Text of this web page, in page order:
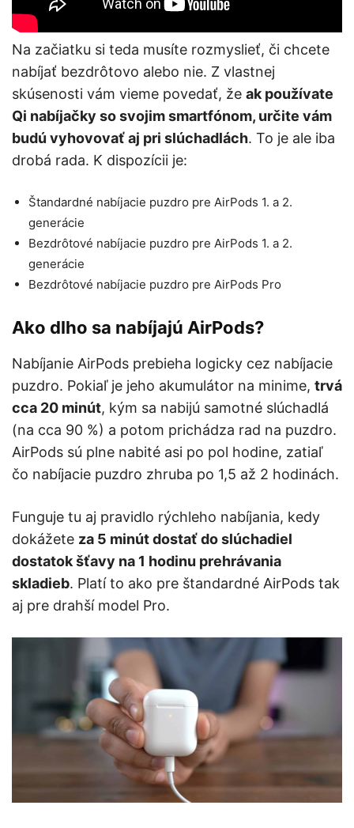
Na začiatku si teda musíte rozmyslieť, či chcete
nabíjať bezdrôtovo alebo nie. Z vlastnej
skúsenosti vám vieme povedať, že ak používate
Qi nabíjačky so svojim smartfónom, určite vám
budú vyhovovať aj pri slúchadlách. To je ale iba
drobá rada. K dispozícii je:
Štandardné nabíjacie puzdro pre AirPods 1. a 2.
generácie
Bezdrôtové nabíjacie puzdro pre AirPods 1. a 2.
generácie
Bezdrôtové nabíjacie puzdro pre AirPods Pro
Ako dlho sa nabíjajú AirPods?
Nabíjanie AirPods prebieha logicky cez nabíjacie
puzdro. Pokiaľ je jeho akumulátor na minime, trvá
cca 20 minút, kým sa nabijú samotné slúchadlá
(na cca 90 %) a potom prichádza rad na puzdro.
AirPods sú plne nabité asi po pol hodine, zatiaľ
čo nabíjacie puzdro zhruba po 1,5 až 2 hodinách.
Funguje tu aj pravidlo rýchleho nabíjania, kedy
dokážete za 5 minút dostať do slúchadiel
dostatok šťavy na 1 hodinu prehrávania
skladieb. Platí to ako pre štandardné AirPods tak
aj pre drahší model Pro.